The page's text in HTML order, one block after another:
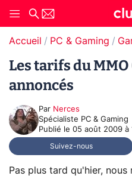
Accueil PC & Gaming
Les tarifs du
annoncés
Par Nerces
Spécialiste PC & Gaming
Publié le 05 août 2009 à
Suivez-nous
Pas plus tard qu'hier,